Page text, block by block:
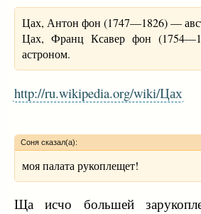
Цах, Антон фон (1747—1826) —
Цах, Франц Ксавер фон
астроном.
http://ru.wikipedia.org/wiki/Цах
Соня сказал(а):
моя палата рукоплещет!
Ща исчо большей